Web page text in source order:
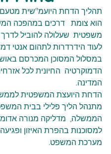
תהליך הדחת היועמ"שית
הוא צומת   דרכים במהפכה
משפטית  שעלולה להוביל
לעוד הידרדרות לתהום אנטי
במסלול המסוכן המכרסם
הדמוקרטיה  החיונית לכל
המדינה.
הדחת היועצת המשפטית
מתנהל הליך פלילי בבית
הממשלה,  מדליקה מנורה
למסוכנות בהפרת האיזון
מערכת המשפט.